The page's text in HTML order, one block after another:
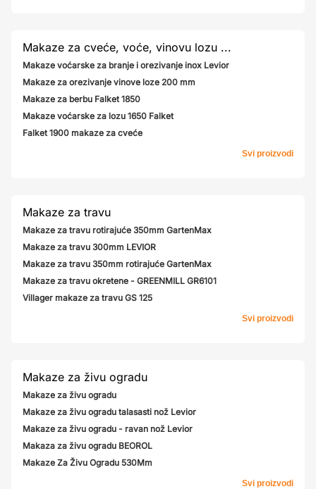
Makaze za cveće, voće, vinovu lozu ...
Makaze voćarske za branje i orezivanje inox Levior
Makaze za orezivanje vinove loze 200 mm
Makaze za berbu Falket 1850
Makaze voćarske za lozu 1650 Falket
Falket 1900 makaze za cveće
Svi proizvodi
Makaze za travu
Makaze za travu rotirajuće 350mm GartenMax
Makaze za travu 300mm LEVIOR
Makaze za travu 350mm rotirajuće GartenMax
Makaze za travu okretene - GREENMILL GR6101
Villager makaze za travu GS 125
Svi proizvodi
Makaze za živu ogradu
Makaze za živu ogradu
Makaze za živu ogradu talasasti nož Levior
Makaze za živu ogradu - ravan nož Levior
Makaza za živu ogradu BEOROL
Makaze Za Živu Ogradu 530Mm
Svi proizvodi